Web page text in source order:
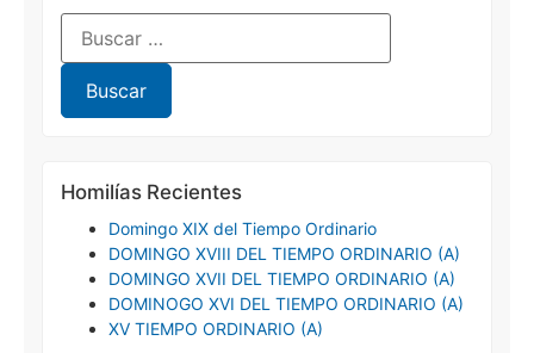
Homilías Recientes
Domingo XIX del Tiempo Ordinario
DOMINGO XVIII DEL TIEMPO ORDINARIO (A)
DOMINGO XVII DEL TIEMPO ORDINARIO (A)
DOMINOGO XVI DEL TIEMPO ORDINARIO (A)
XV TIEMPO ORDINARIO (A)